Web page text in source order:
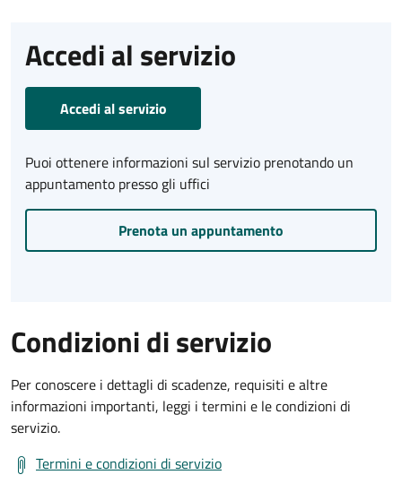
Accedi al servizio
Accedi al servizio
Puoi ottenere informazioni sul servizio prenotando un
appuntamento presso gli uffici
Prenota un appuntamento
Condizioni di servizio
Per conoscere i dettagli di scadenze, requisiti e altre
informazioni importanti, leggi i termini e le condizioni di
servizio.
Termini e condizioni di servizio